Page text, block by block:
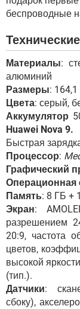
беспроводные
Материалы:
алюминий
Размеры:
Цвета: серый,
Аккумулятор
Huawei Nova 9.
Быстрая
Процессор:
Графический
Операционная
Память: 8 ГБ +
Экран:
разрешением
20:9, частота
цветов,
высокой
(тип.).
Датчики:
сбоку),